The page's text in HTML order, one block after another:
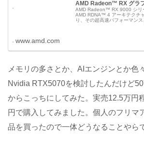
AMD Radeon™ RX グラ
AMD Radeon™ RX 9000 シリ
AMD RDNA™ 4 アーキテクチ
り、その超高速パフォーマン
www.amd.com
メモリの多さとか、AIエンジンとか色
Nvidia RTX5070を検討したんだけど
からこっちにしてみた。実売12.5万円
円で購入してみました。個人のフリマ
品を買ったので一体どうなることやら